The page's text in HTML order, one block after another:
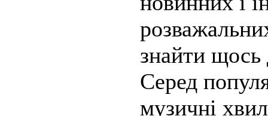
знайти щось
Серед
музичні